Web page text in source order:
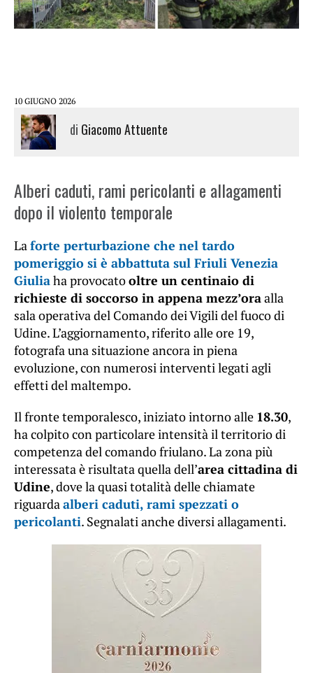
10 GIUGNO 2026
di Giacomo Attuente
Alberi caduti, rami pericolanti e allagamenti
dopo il violento temporale
La forte perturbazione che nel tardo
pomeriggio si è abbattuta sul Friuli Venezia
Giuliaha provocatooltre un centinaio di
richieste di soccorso in appena mezz’oraalla
sala operativa del Comando dei Vigili del fuoco di
Udine. L’aggiornamento, riferito alle ore 19,
fotografa una situazione ancora in piena
evoluzione, con numerosi interventi legati agli
effetti del maltempo.
Il fronte temporalesco, iniziato intorno alle 18.30,
ha colpito con particolare intensità il territorio di
competenza del comando friulano. La zona più
interessata è risultata quella dell’area cittadina di
Udine, dove la quasi totalità delle chiamate
riguarda alberi caduti, rami spezzati o
pericolanti. Segnalati anche diversi allagamenti.